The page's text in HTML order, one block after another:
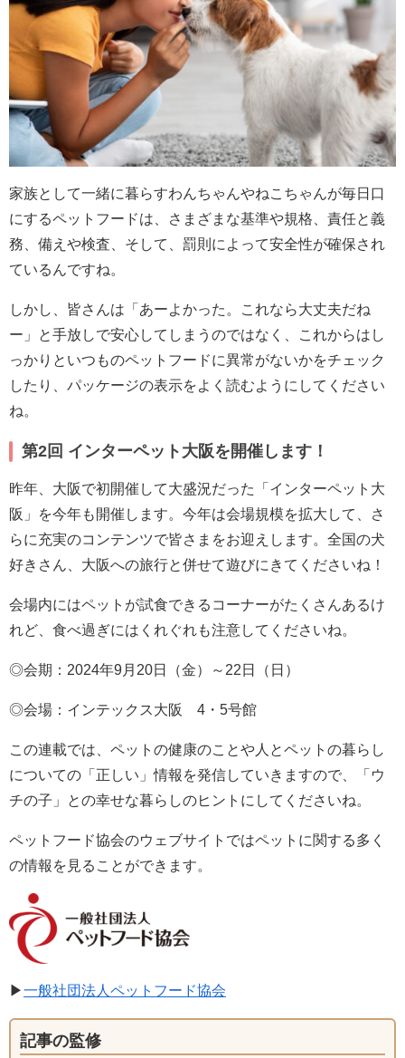
家族として一緒に暮らすわんちゃんやねこちゃんが毎日口
にするペットフードは、さまざまな基準や規格、責任と義
務、備えや検査、そして、罰則によって安全性が確保され
ているんですね。
しかし、皆さんは「あーよかった。これなら大丈夫だね
ー」と手放しで安心してしまうのではなく、これからはし
っかりといつものペットフードに異常がないかをチェック
したり、パッケージの表示をよく読むようにしてください
ね。
第2回 インターペット大阪を開催します！
昨年、大阪で初開催して大盛況だった「インターペット大
阪」を今年も開催します。今年は会場規模を拡大して、さ
らに充実のコンテンツで皆さまをお迎えします。全国の犬
好きさん、大阪への旅行と併せて遊びにきてくださいね！
会場内にはペットが試食できるコーナーがたくさんあるけ
れど、食べ過ぎにはくれぐれも注意してくださいね。
◎会期：2024年9月20日（金）～22日（日）
◎会場：インテックス大阪 4・5号館
この連載では、ペットの健康のことや人とペットの暮らし
についての「正しい」情報を発信していきますので、「ウ
チの子」との幸せな暮らしのヒントにしてくださいね。
ペットフード協会のウェブサイトではペットに関する多く
の情報を見ることができます。
▶一般社団法人ペットフード協会
記事の監修